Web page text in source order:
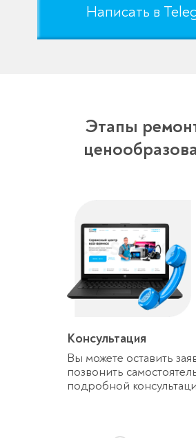
Написать в
Этапы
Консультация
Вы можете оставить
позвонить
подробной